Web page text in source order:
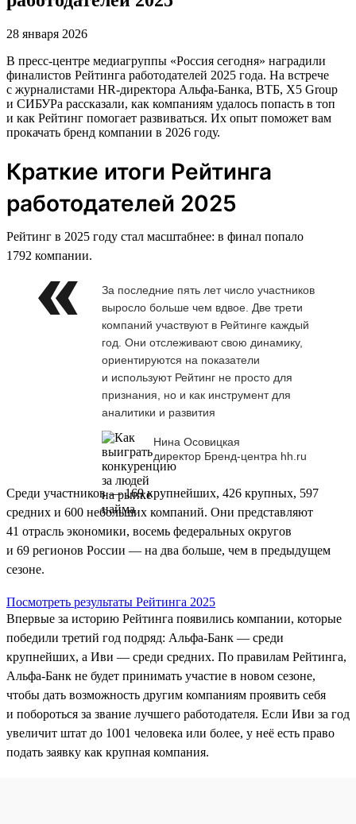
28 января 2026
В пресс-центре медиагруппы «Россия сегодня» наградили
финалистов Рейтинга работодателей 2025 года. На встрече
с журналистами HR-директора Альфа-Банка, ВТБ, X5 Group
и СИБУРа рассказали, как компаниям удалось попасть в топ
и как Рейтинг помогает развиваться. Их опыт поможет вам
прокачать бренд компании в 2026 году.
Краткие итоги Рейтинга
работодателей 2025
Рейтинг в 2025 году стал масштабнее: в финал попало
1792 компании.
За последние пять лет число участников
выросло больше чем вдвое. Две трети
компаний участвуют в Рейтинге каждый
год. Они отслеживают свою динамику,
ориентируются на показатели
и используют Рейтинг не просто для
признания, но и как инструмент для
аналитики и развития
Нина Осовицкая
директор Бренд-центра hh.ru
Среди участников — 169 крупнейших, 426 крупных, 597
средних и 600 небольших компаний. Они представляют
41 отрасль экономики, восемь федеральных округов
и 69 регионов России — на два больше, чем в предыдущем
сезоне.
Посмотреть результаты Рейтинга 2025
Впервые за историю Рейтинга появились компании, которые
победили третий год подряд: Альфа-Банк — среди
крупнейших, а Иви — среди средних. По правилам Рейтинга,
Альфа‑Банк не будет принимать участие в новом сезоне,
чтобы дать возможность другим компаниям проявить себя
и побороться за звание лучшего работодателя. Если Иви за год
увеличит штат до 1001 человека или более, у неё есть право
подать заявку как крупная компания.